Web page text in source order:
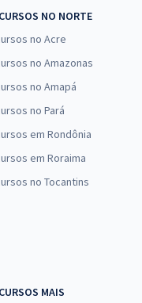
NO NORTE
no Acre
no Amazonas
no Amapá
no Pará
em Rondônia
em Roraima
no Tocantins
MAIS